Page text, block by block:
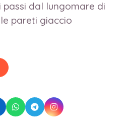
passi dal lungomare di
pareti giaccio